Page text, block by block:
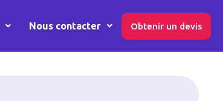
Nous contacter Obtenir un devis